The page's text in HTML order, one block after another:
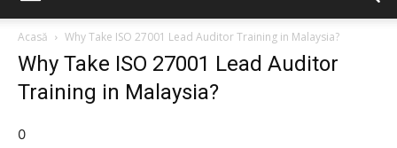
Acasă
Why Take ISO 27001 Lead Auditor Training in Malaysia?
Why Take ISO 27001 Lead Auditor
Training in Malaysia?
0